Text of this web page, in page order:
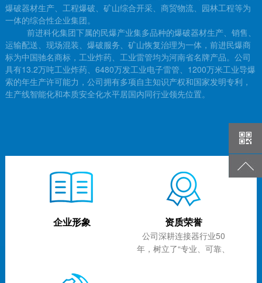
爆破器材生产、工程爆破、矿山综合开采、商贸物流、园林工程等为
一体的综合性企业集团。
前进科化集团下属的民爆产业集多品种的爆破器材生产、销售、
运输配送、现场混装、爆破服务、矿山恢复治理为一体，前进民爆商
标为中国驰名商标，工业炸药、工业雷管均为河南省名牌产品。 公司
具有13.2万吨工业炸药、 6480万发工业电子雷管、1200万米工业导爆
索的年生产许可能力，公司拥有多项自主知识产权和国家发明专利，
生产线智能化和本质安全化水平居国内同行业领先位置。
企业形象 资质荣誉
公司深耕连接器行业50
年，树立了“专业、可靠、